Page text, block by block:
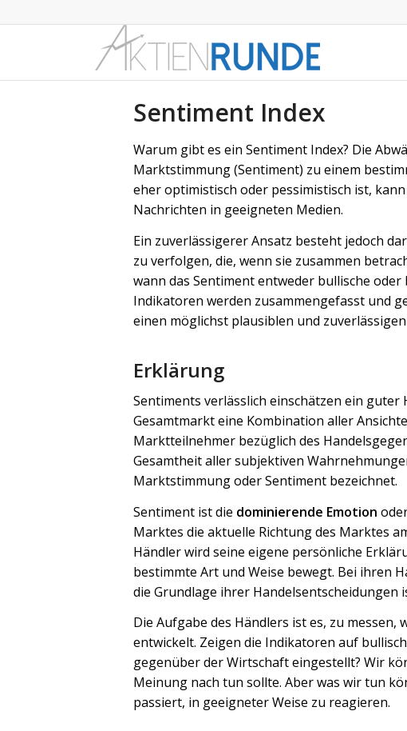
Sentiment Index
Warum gibt es ein Sentiment Index? Die
Marktstimmung (Sentiment) zu einem
eher optimistisch oder pessimistisch ist,
Nachrichten in geeigneten Medien.
Ein zuverlässigerer Ansatz besteht jedoch
zu verfolgen, die, wenn sie zusammen
wann das Sentiment entweder bullische
Indikatoren werden zusammengefasst und
einen möglichst plausiblen und
Erklärung
Sentiments verlässlich einschätzen ein guter
Gesamtmarkt eine Kombination aller
Marktteilnehmer bezüglich des
Gesamtheit aller subjektiven
Marktstimmung oder Sentiment bezeichnet.
Sentiment ist die dominierende Emotion
Marktes die aktuelle Richtung des Marktes
Händler wird seine eigene persönliche
bestimmte Art und Weise bewegt. Bei ihren
die Grundlage ihrer Handelsentscheidungen
Die Aufgabe des Händlers ist es, zu
entwickelt. Zeigen die Indikatoren auf
gegenüber der Wirtschaft eingestellt? Wir
Meinung nach tun sollte. Aber was wir tun
passiert, in geeigneter Weise zu reagieren.